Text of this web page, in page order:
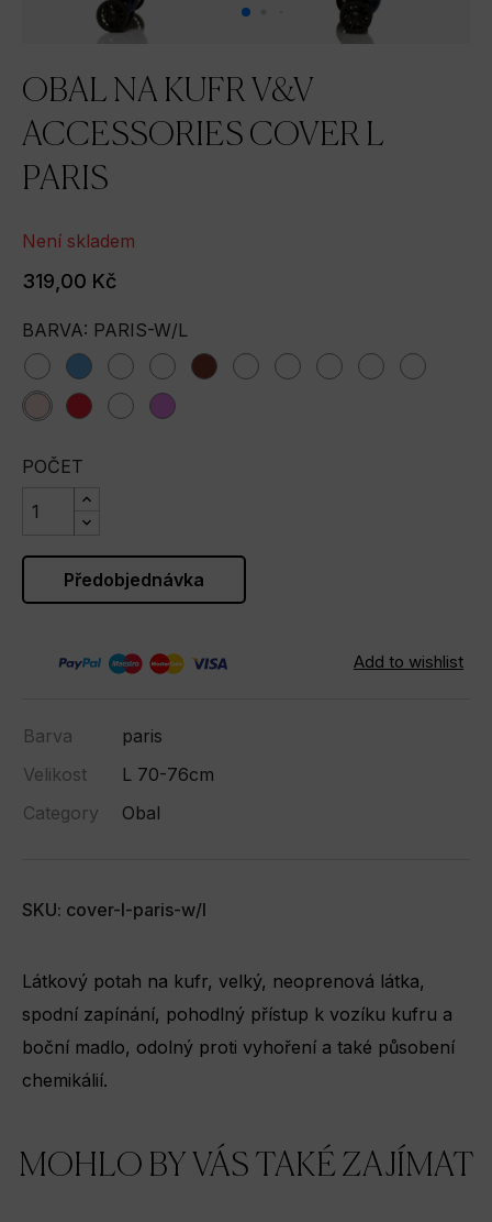
OBAL NA KUFR V&V
ACCESSORIES COVER L
PARIS
Není skladem
319,00 Kč
BARVA: PARIS-W/L
Amalfiblue-
w/l
bluecatblueplane
bordo-GraffitigreencatGreenfieldKhakipanda
paris-red-
Sceneryviolet-
POČET
Předobjednávka
Barva
paris
Velikost
L 70-76cm
Category
Obal
SKU: cover-l-paris-w/l
Látkový potah na kufr, velký, neoprenová látka,
spodní zapínání, pohodlný přístup k vozíku kufru a
boční madlo, odolný proti vyhoření a také působení
chemikálií.
MOHLO BY VÁS TAKÉ ZAJÍMAT